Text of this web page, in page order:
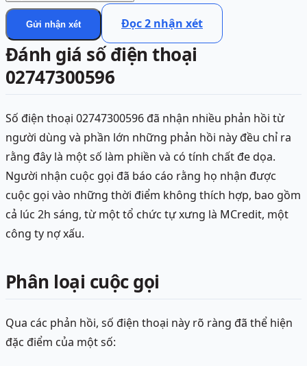
Gửi nhận xét Đọc2 nhận xét
Đánh giá số điện thoại
02747300596
Số điện thoại 02747300596 đã nhận nhiều phản hồi từ
người dùng và phần lớn những phản hồi này đều chỉ ra
rằng đây là một số làm phiền và có tính chất đe dọa.
Người nhận cuộc gọi đã báo cáo rằng họ nhận được
cuộc gọi vào những thời điểm không thích hợp, bao gồm
cả lúc 2h sáng, từ một tổ chức tự xưng là MCredit, một
công ty nợ xấu.
Phân loại cuộc gọi
Qua các phản hồi, số điện thoại này rõ ràng đã thể hiện
đặc điểm của một số: